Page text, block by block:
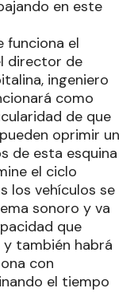
en este
funciona el
director de
ingeniero
como
de que
oprimir un
de esta esquina
el ciclo
los vehículos se
sonoro y va
que
y también habrá
con
el tiempo